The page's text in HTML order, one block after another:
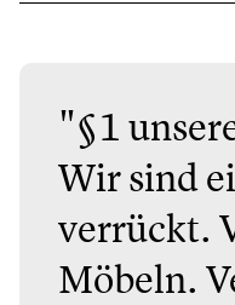
"§1
Wir sind
verrückt.
Möbeln.